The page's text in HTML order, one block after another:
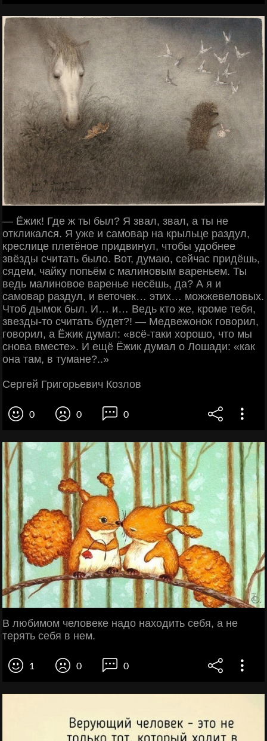
— Ёжик! Где ж ты был? Я звал, звал, а ты не
откликался. Я уже и самовар на крыльце раздул,
креслице плетёное придвинул, чтобы удобнее
звёзды считать было. Вот, думаю, сейчас придёшь,
сядем, чайку попьём с малиновым вареньем. Ты
ведь малиновое варенье несёшь, да? А я и
самовар раздул, и веточек… этих… можжевеловых.
Чтоб дымок был. И… и… Ведь кто же, кроме тебя,
звезды-то считать будет?! — Медвежонок говорил,
говорил, а Ёжик думал: «всё-таки хорошо, что мы
снова вместе». И ещё Ёжик думал о Лошади: «как
она там, в тумане?..»
Сергей Григорьевич Козлов
0 0 0
В любимом человеке надо находить себя, а не
терять себя в нем.
1 0 0